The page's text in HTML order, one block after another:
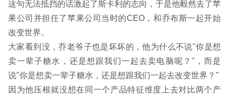
这句无法抵挡的话激起了斯卡利的志向，于是他毅然去了苹
果公司并担任了苹果公司当时的CEO，和乔布斯一起开始
改变世界。
大家看到没，乔老爷子也是坏坏的，他为什么不说"你是想
卖一辈子糖水，还是想跟我们一起去卖电脑呢？"，而是
说"你是想卖一辈子糖水，还是想跟我们一起去改变世界？"
因为他压根就没想在同一个产品特征维度上去对比两个产